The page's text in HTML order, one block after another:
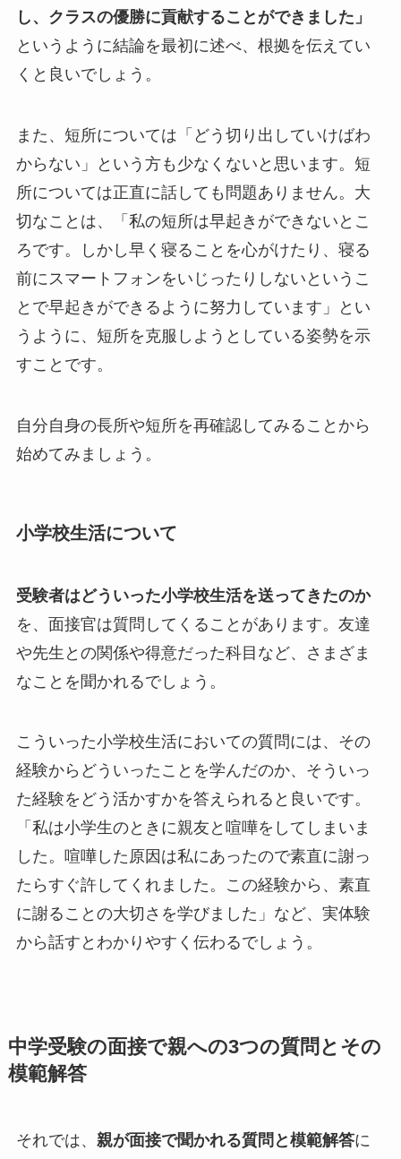
し、クラスの優勝に貢献することができました」
というように結論を最初に述べ、根拠を伝えてい
くと良いでしょう。
また、短所については「どう切り出していけばわ
からない」という方も少なくないと思います。短
所については正直に話しても問題ありません。大
切なことは、「私の短所は早起きができないとこ
ろです。しかし早く寝ることを心がけたり、寝る
前にスマートフォンをいじったりしないというこ
とで早起きができるように努力しています」とい
うように、短所を克服しようとしている姿勢を示
すことです。
自分自身の長所や短所を再確認してみることから
始めてみましょう。
小学校生活について
受験者はどういった小学校生活を送ってきたのか
を、面接官は質問してくることがあります。友達
や先生との関係や得意だった科目など、さまざま
なことを聞かれるでしょう。
こういった小学校生活においての質問には、その
経験からどういったことを学んだのか、そういっ
た経験をどう活かすかを答えられると良いです。
「私は小学生のときに親友と喧嘩をしてしまいま
した。喧嘩した原因は私にあったので素直に謝っ
たらすぐ許してくれました。この経験から、素直
に謝ることの大切さを学びました」など、実体験
から話すとわかりやすく伝わるでしょう。
中学受験の面接で親への3つの質問とその
模範解答
それでは、 親が面接で聞かれる質問と模範解答に